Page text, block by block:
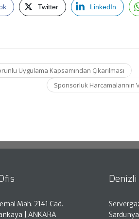
Twitter LinkedIn
Uygulama Kapsamından Çıkarılması
Sponsorluk Harcamalarının
Mah. 2141 Cad.
| ANKARA